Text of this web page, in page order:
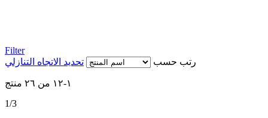
Filter
رتب حسب
تحديد الاتجاه التنازلي
١-١٢ من ٢٦ منتج
1/3